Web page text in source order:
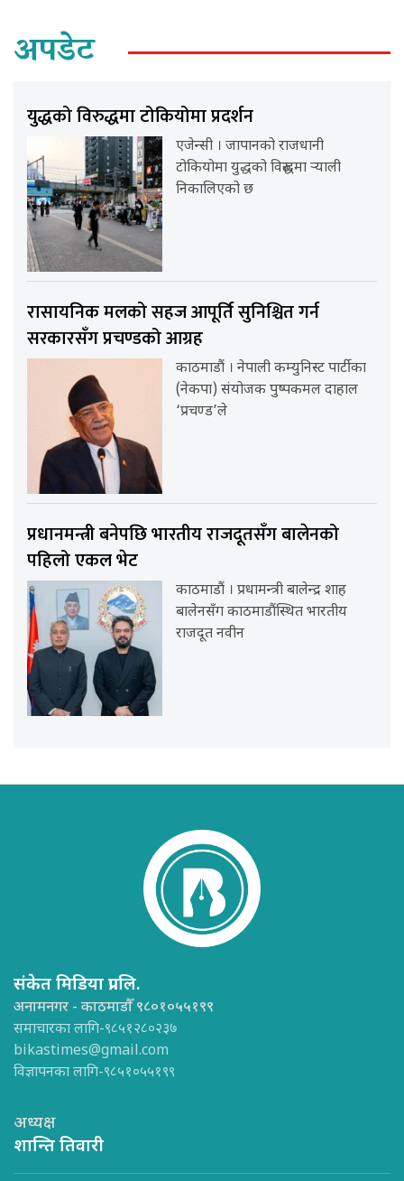
अपडेट
युद्धको विरुद्धमा टोकियोमा प्रदर्शन
एजेन्सी । जापानको राजधानी
टोकियोमा युद्धको विरुद्धमा र्‍याली
निकालिएको छ
रासायनिक मलको सहज आपूर्ति सुनिश्चित गर्न
सरकारसँग प्रचण्डको आग्रह
काठमाडौं । नेपाली कम्युनिस्ट पार्टीका
(नेकपा) संयोजक पुष्पकमल दाहाल
‘प्रचण्ड’ले
प्रधानमन्त्री बनेपछि भारतीय राजदूतसँग बालेनको
पहिलो एकल भेट
काठमाडौं । प्रधामन्त्री बालेन्द्र शाह
बालेनसँग काठमाडौंस्थित भारतीय
राजदूत नवीन
संकेत मिडिया प्रा.लि.
अनामनगर - काठमाडौँ ९८०१०५५१९९
समाचारका लागि-९८५१२८०२३७
bikastimes@gmail.com
विज्ञापनका लागि-९८५१०५५१९९
अध्यक्ष
शान्ति तिवारी